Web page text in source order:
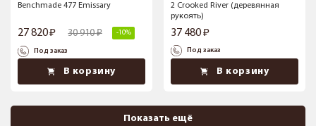
Benchmade 477 Emissary
27 820 30 910 -10%
Под заказ
В корзину
2 Crooked River (деревянная
рукоять)
37 480
Под заказ
В корзину
Показать ещё